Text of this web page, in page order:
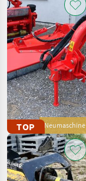
TOP Neumaschine